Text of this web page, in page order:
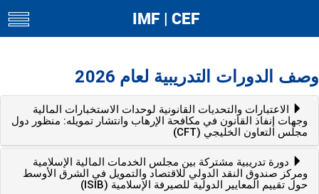
IMF | CEF
toggle
وصف الدورات التدريبية لعام 2026
الاعتبارات والتحديات القانونية لوحدات الاستخبارات المالية
وجهات إنفاذ القانون في مكافحة الإرهاب وانتشار تمويله: منظور دول
مجلس التعاون الخليجي (CFT)
دورة تدريبية مشتركة بين مجلس الخدمات المالية الإسلامية
ومركز صندوق النقد الدولي للاقتصاد والتمويل في الشرق الأوسط
حول تقييم المعايير الدولية للصيرفة الإسلامية (ISIB)